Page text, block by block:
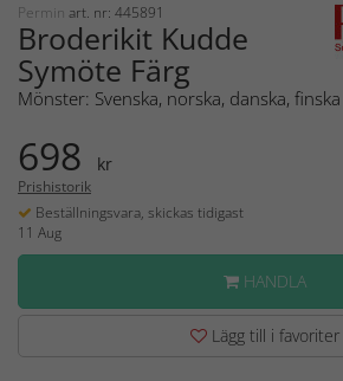
Permin art. nr: 445891
Broderikit Kudde
Symöte Färg
Mönster: Svenska, norska, danska, finska
698 kr
Prishistorik
Beställningsvara, skickas tidigast
11 Aug
HANDLA
Lägg till i favoriter